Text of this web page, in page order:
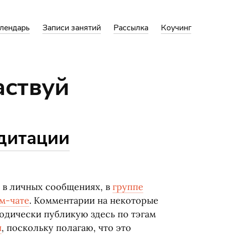
Записи занятий Рассылка Коучинг
личных сообщениях, в группе
чате. Комментарии на некоторые
публикую здесь по тэгам
, поскольку полагаю, что это